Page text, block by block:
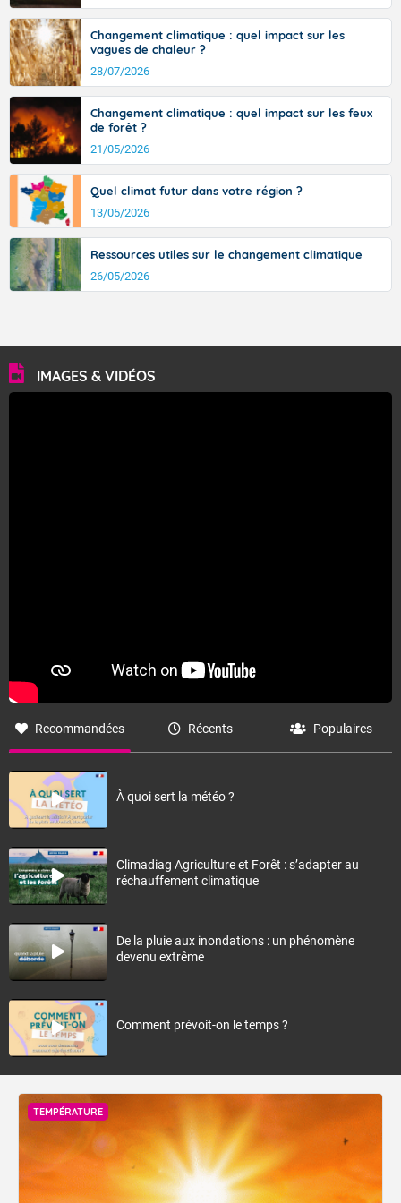
avec des pointes jusqu'à 37 à 38 degrés dans l'arrière-
pays varois et en vallée de la Garonne.
Fermer
Changement climatique : quel impact sur les
vagues de chaleur ?
28/07/2026
Changement climatique : quel impact sur les feux
de forêt ?
21/05/2026
Quel climat futur dans votre région ?
13/05/2026
Ressources utiles sur le changement climatique
26/05/2026
IMAGES & VIDÉOS
Recommandées Récents Populaires
À quoi sert la météo ?
Climadiag Agriculture et Forêt : s’adapter au
réchauffement climatique
De la pluie aux inondations : un phénomène
devenu extrême
Comment prévoit-on le temps ?
TEMPÉRATURE